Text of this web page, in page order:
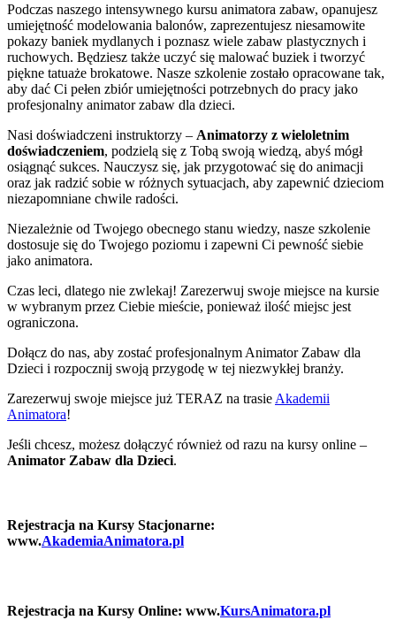
Podczas naszego intensywnego kursu animatora zabaw, opanujesz
umiejętność modelowania balonów, zaprezentujesz niesamowite
pokazy baniek mydlanych i poznasz wiele zabaw plastycznych i
ruchowych. Będziesz także uczyć się malować buziek i tworzyć
piękne tatuaże brokatowe. Nasze szkolenie zostało opracowane tak,
aby dać Ci pełen zbiór umiejętności potrzebnych do pracy jako
profesjonalny animator zabaw dla dzieci.
Nasi doświadczeni instruktorzy – Animatorzy z wieloletnim
doświadczeniem, podzielą się z Tobą swoją wiedzą, abyś mógł
osiągnąć sukces. Nauczysz się, jak przygotować się do animacji
oraz jak radzić sobie w różnych sytuacjach, aby zapewnić dzieciom
niezapomniane chwile radości.
Niezależnie od Twojego obecnego stanu wiedzy, nasze szkolenie
dostosuje się do Twojego poziomu i zapewni Ci pewność siebie
jako animatora.
Czas leci, dlatego nie zwlekaj! Zarezerwuj swoje miejsce na kursie
w wybranym przez Ciebie mieście, ponieważ ilość miejsc jest
ograniczona.
Dołącz do nas, aby zostać profesjonalnym Animator Zabaw dla
Dzieci i rozpocznij swoją przygodę w tej niezwykłej branży.
Zarezerwuj swoje miejsce już TERAZ na trasie Akademii
Animatora!
Jeśli chcesz, możesz dołączyć również od razu na kursy online –
Animator Zabaw dla Dzieci.
Rejestracja na Kursy Stacjonarne:
www.AkademiaAnimatora.pl
Rejestracja na Kursy Online: www.KursAnimatora.pl